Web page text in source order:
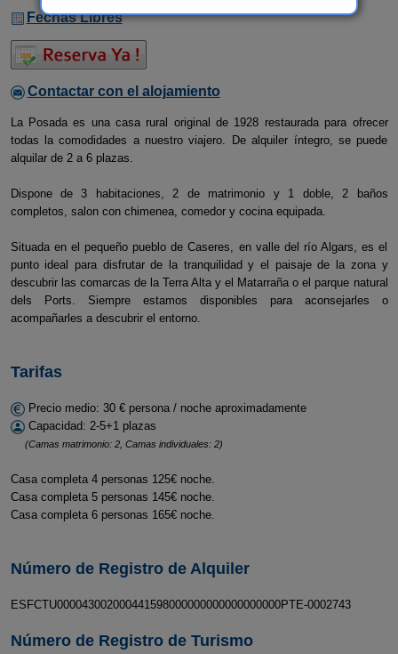
Fechas Libres
Contactar con el alojamiento
La Posada es una casa rural original de 1928 restaurada para ofrecer
todas la comodidades a nuestro viajero. De alquiler íntegro, se puede
alquilar de 2 a 6 plazas.
Dispone de 3 habitaciones, 2 de matrimonio y 1 doble, 2 baños
completos, salon con chimenea, comedor y cocina equipada.
Situada en el pequeño pueblo de Caseres, en valle del río Algars, es el
punto ideal para disfrutar de la tranquilidad y el paisaje de la zona y
descubrir las comarcas de la Terra Alta y el Matarraña o el parque natural
dels Ports. Siempre estamos disponibles para aconsejarles o
acompañarles a descubrir el entorno.
Tarifas
Precio medio: 30 € persona / noche aproximadamente
Capacidad: 2-5+1 plazas
(Camas matrimonio: 2, Camas individuales: 2)
Casa completa 4 personas 125€ noche.
Casa completa 5 personas 145€ noche.
Casa completa 6 personas 165€ noche.
Número de Registro de Alquiler
ESFCTU000043002000441598000000000000000000PTE-0002743
Número de Registro de Turismo